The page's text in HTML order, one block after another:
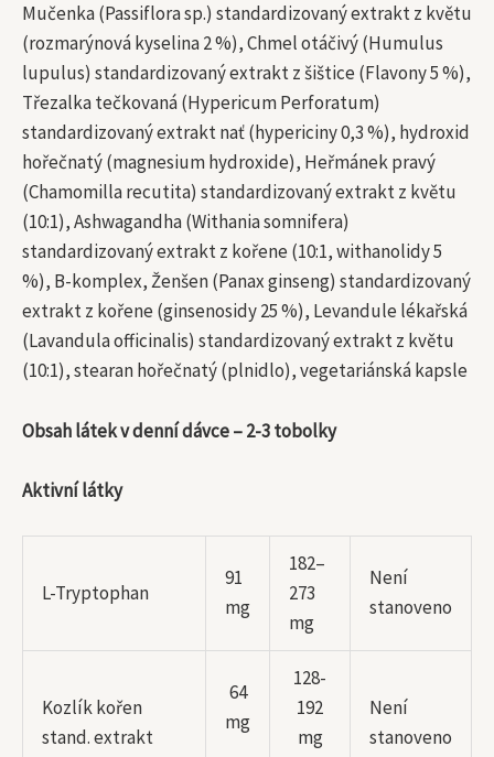
Mučenka (Passiflora sp.) standardizovaný extrakt z květu
(rozmarýnová kyselina 2 %), Chmel otáčivý (Humulus
lupulus) standardizovaný extrakt z šištice (Flavony 5 %),
Třezalka tečkovaná (Hypericum Perforatum)
standardizovaný extrakt nať (hypericiny 0,3 %), hydroxid
hořečnatý (magnesium hydroxide), Heřmánek pravý
(Chamomilla recutita) standardizovaný extrakt z květu
(10:1), Ashwagandha (Withania somnifera)
standardizovaný extrakt z kořene (10:1, withanolidy 5
%), B-komplex, Ženšen (Panax ginseng) standardizovaný
extrakt z kořene (ginsenosidy 25 %), Levandule lékařská
(Lavandula officinalis) standardizovaný extrakt z květu
(10:1), stearan hořečnatý (plnidlo), vegetariánská kapsle
Obsah látek v denní dávce – 2-3 tobolky
Aktivní látky
L-Tryptophan
91
mg
182–
273
mg
Není
stanoveno
Kozlík kořen
stand. extrakt
64
mg
128-
192
mg
Není
stanoveno